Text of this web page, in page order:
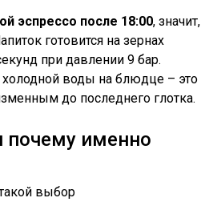
эспрессо после 18:00, значит,
готовится на зернах
при давлении 9 бар.
холодной воды на блюдце – это
до последнего глотка.
почему именно